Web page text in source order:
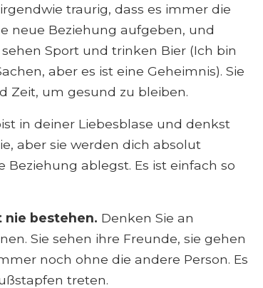
traurig, dass es immer die
neue Beziehung aufgeben, und
Sport und trinken Bier (Ich bin
aber es ist eine Geheimnis). Sie
Zeit, um gesund zu bleiben.
in deiner Liebesblase und denkst
aber sie werden dich absolut
ablegst. Es ist einfach so
nie bestehen. Denken Sie an
Sie sehen ihre Freunde, sie gehen
noch ohne die andere Person. Es
treten.